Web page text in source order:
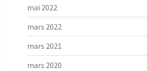
mai 2022
mars 2022
mars 2021
mars 2020